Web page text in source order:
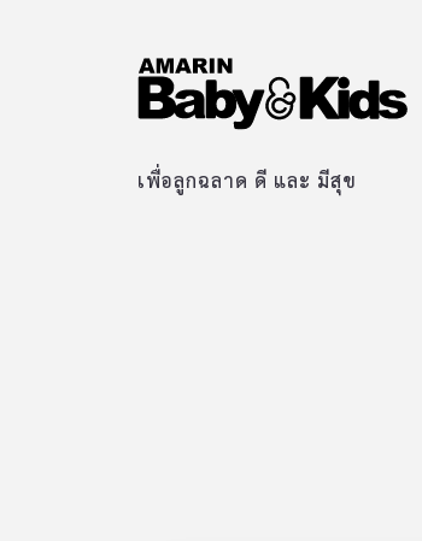
เพื่อลูกฉลาด ดี และ มีสุข